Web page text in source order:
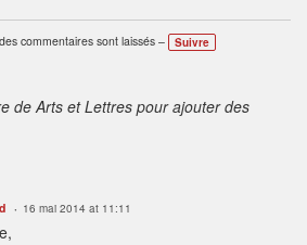
commentaires sont laissés – Suivre
de Arts et Lettres pour ajouter des
16 mai 2014 at 11:11